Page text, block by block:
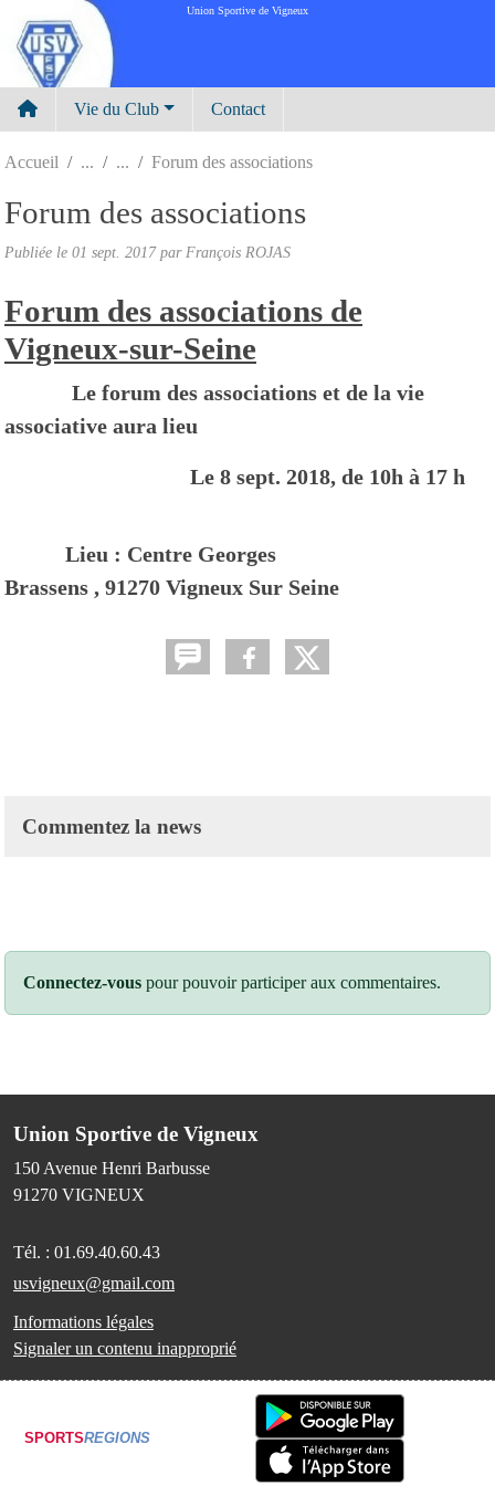
Union Sportive de Vigneux
Vie du Club Contact
Accueil Forum des associations
Forum des associations
Publiée le 01 sept. 2017par François ROJAS
Forum des associations de
Vigneux-sur-Seine
Le forum des associations et de la vie
associative aura lieu
Le 8 sept. 2018, de 10h à 17 h
Lieu : Centre Georges
Brassens , 91270 Vigneux Sur Seine
Commentez la news
Connectez-vous pour pouvoir participer aux commentaires.
Union Sportive de Vigneux
150 Avenue Henri Barbusse
91270 VIGNEUX
Tél. : 01.69.40.60.43
usvigneux@gmail.com
Informations légales
Signaler un contenu inapproprié
SPORTSREGIONS
Panneau de gestion des cookies